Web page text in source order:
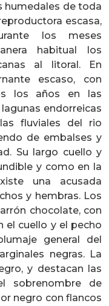
humedales de toda
escasa,
los meses
habitual los
al litoral. En
escaso, con
los años en las
endorreicas
fluviales del rio
de embalses y
Su largo cuello y
y como en la
una acusada
y hembras. Los
chocolate, con
el cuello y el pecho
general del
negras. La
y destacan las
sobrenombre de
negro con flancos